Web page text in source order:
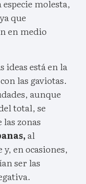
molesta,
que
en medio
ideas está en la
las gaviotas.
aunque
total, se
zonas
al
en ocasiones,
ser las